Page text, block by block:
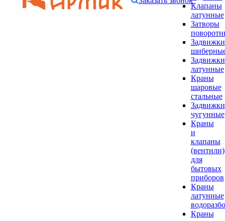
Клапаны
латунные
Затворы
Задвижки
Задвижки
латунные
Краны
шаровые
стальные
Задвижки
чугунные
Краны
и
клапаны
(вентили)
для
бытовых
приборов
Краны
латунные
Краны